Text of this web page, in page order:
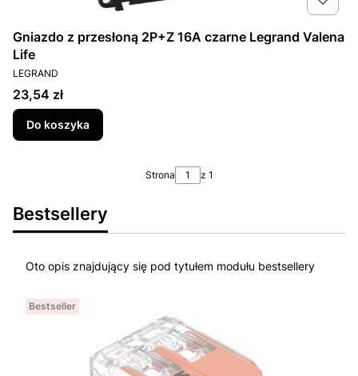
Gniazdo z przesłoną 2P+Z 16A czarne Legrand Valena
Life
PRODUCENT
LEGRAND
Cena
23,54 zł
Do koszyka
Strona z 1
Bestsellery
Oto opis znajdujący się pod tytułem modułu bestsellery
Bestseller